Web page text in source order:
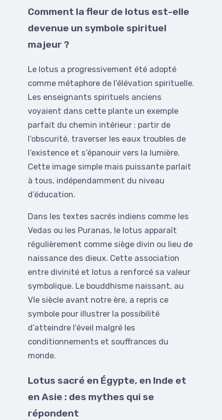
Comment la fleur de lotus est-elle
devenue un symbole spirituel
majeur ?
Le lotus a progressivement été adopté
comme métaphore de l’élévation spirituelle.
Les enseignants spirituels anciens
voyaient dans cette plante un exemple
parfait du chemin intérieur : partir de
l’obscurité, traverser les eaux troubles de
l’existence et s’épanouir vers la lumière.
Cette image simple mais puissante parlait
à tous, indépendamment du niveau
d’éducation.
Dans les textes sacrés indiens comme les
Vedas ou les Puranas, le lotus apparaît
régulièrement comme siège divin ou lieu de
naissance des dieux. Cette association
entre divinité et lotus a renforcé sa valeur
symbolique. Le bouddhisme naissant, au
VIe siècle avant notre ère, a repris ce
symbole pour illustrer la possibilité
d’atteindre l’éveil malgré les
conditionnements et souffrances du
monde.
Lotus sacré en Égypte, en Inde et
en Asie : des mythes qui se
répondent